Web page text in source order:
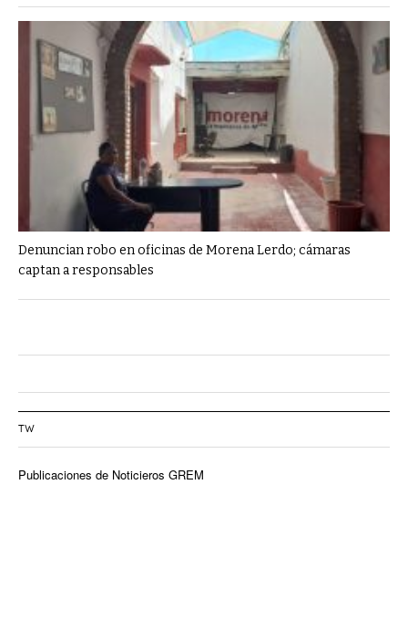
Denuncian robo en oficinas de Morena Lerdo; cámaras
captan a responsables
TW
Publicaciones de Noticieros GREM